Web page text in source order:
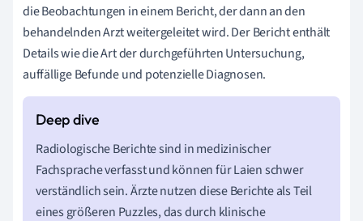
die Beobachtungen in einem Bericht, der dann an den
behandelnden Arzt weitergeleitet wird. Der Bericht enthält
Details wie die Art der durchgeführten Untersuchung,
auffällige Befunde und potenzielle Diagnosen.
Radiologische Berichte sind in medizinischer
Fachsprache verfasst und können für Laien schwer
verständlich sein. Ärzte nutzen diese Berichte als Teil
eines größeren Puzzles, das durch klinische